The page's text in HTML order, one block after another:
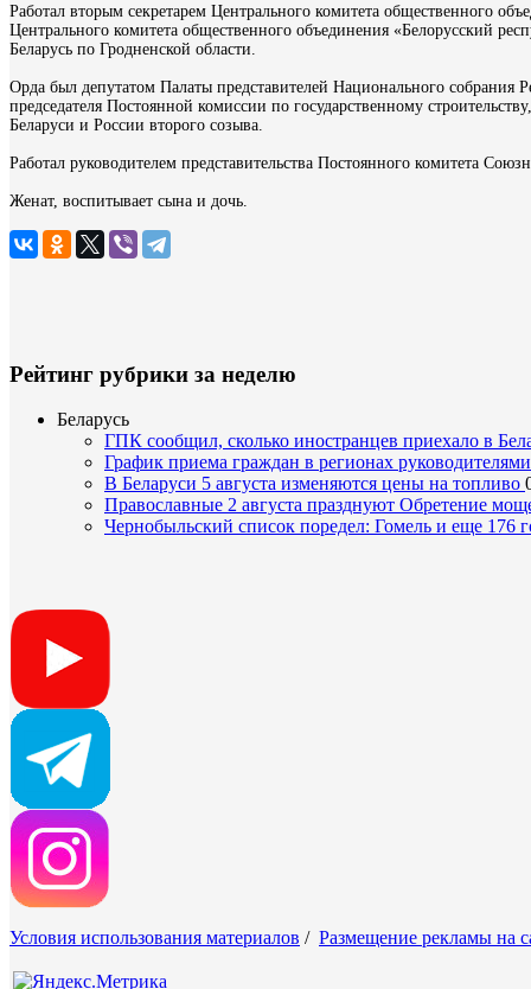
Работал вторым секретарем Центрального комитета общественного
Центрального комитета общественного объединения «Белорусский
Беларусь по Гродненской области.
Орда был депутатом Палаты представителей Национального собрания
председателя Постоянной комиссии по государственному
Беларуси и России второго созыва.
Работал руководителем представительства Постоянного комитета
Женат, воспитывает сына и дочь.
Рейтинг рубрики за неделю
Беларусь
ГПК сообщил, сколько иностранцев приехало в
График приема граждан в регионах
В Беларуси 5 августа изменяются цены на топливо
Православные 2 августа празднуют Обретение
Чернобыльский список поредел: Гомель и еще 176
Условия использования материалов / Размещение рекламы на